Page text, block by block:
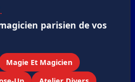
parisien de vos
Magie Et Magicien